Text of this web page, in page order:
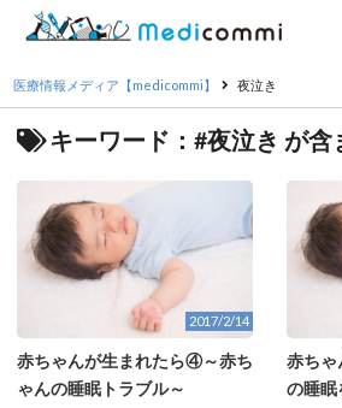
医療情報メディア【medicommi】 夜泣き
キーワード：#夜泣き が含
2017/2/14
赤ちゃんが生まれたら④～赤ち
ゃんの睡眠トラブル～
赤ちゃ
の睡眠